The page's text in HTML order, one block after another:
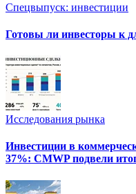
Спецвыпуск: инвестиции
Готовы ли инвесторы к
Исследования рынка
Инвестиции в
37%: CMWP подвели